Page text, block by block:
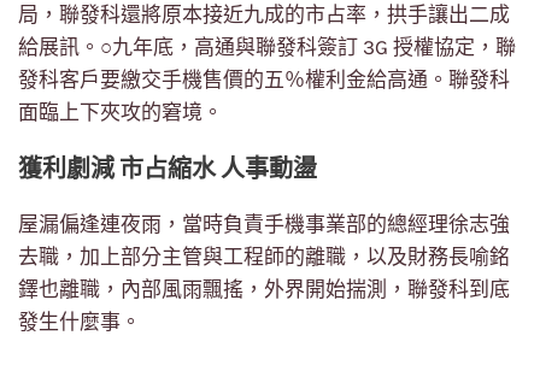
局，聯發科還將原本接近九成的市占率，拱手讓出二成
給展訊。○九年底，高通與聯發科簽訂 3G 授權協定，聯
發科客戶要繳交手機售價的五％權利金給高通。聯發科
面臨上下夾攻的窘境。
獲利劇減 市占縮水 人事動盪
屋漏偏逢連夜雨，當時負責手機事業部的總經理徐志強
去職，加上部分主管與工程師的離職，以及財務長喻銘
鐸也離職，內部風雨飄搖，外界開始揣測，聯發科到底
發生什麼事。